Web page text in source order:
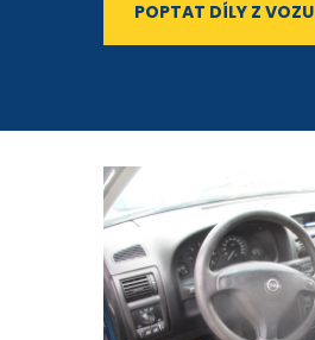
POPTAT DÍLY Z VOZU